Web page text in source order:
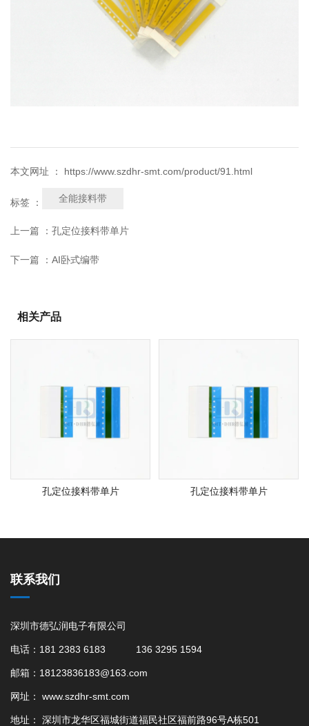
本文网址 ： https://www.szdhr-smt.com/product/91.html
标签 ： 全能接料带
上一篇 ： 孔定位接料带单片
下一篇 ： AI卧式编带
相关产品
孔定位接料带单片 孔定位接料带单片
联系我们
深圳市德弘润电子有限公司
电话：181 2383 6183 136 3295 1594
邮箱：18123836183@163.com
网址： www.szdhr-smt.com
地址： 深圳市龙华区福城街道福民社区福前路96号A栋501